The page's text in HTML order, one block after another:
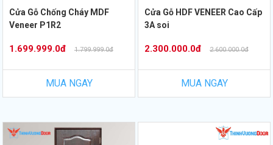
Cửa Gỗ Chống Cháy MDF
Veneer P1R2
1.699.999.0đ 1.799.999.0đ
MUA NGAY
Cửa Gỗ HDF VENEER Cao Cấp
3A soi
2.300.000.0đ 2.600.000.0đ
MUA NGAY